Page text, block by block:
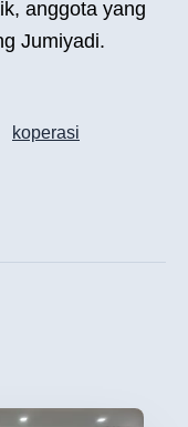
anggota yang
Jumiyadi.
koperasi